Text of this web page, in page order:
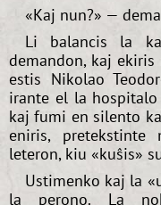
«Kaj nun?» —
Li balancis la
demandon, kaj
estis Nikolao
irante el la
kaj fumi en silento
eniris, pretekstinte
leteron, kiu «kuŝis»
Ustimenko kaj la
la perono. La